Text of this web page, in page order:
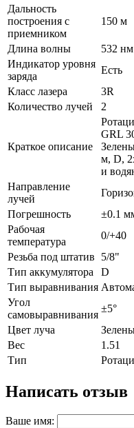
Дальность
построения с
приемником
150 м
Длина волны
532 нм
Индикатор уровня
заряда
Есть
Класс лазера
3R
Количество лучей
2
Краткое описание
GRL
м, D,
и
Направление
лучей
Погрешность
±0.1
Рабочая
температура
0/+40
Резьба под штатив
5/8"
Тип аккумулятора
D
Тип выравнивания
Угол
самовыравнивания
±5°
Цвет луча
Вес
1.51
Тип
Написать отзыв
Ваше имя: